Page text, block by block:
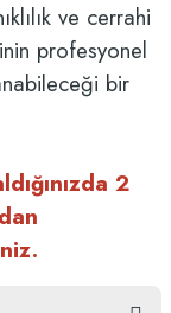
ve cerrahi
profesyonel
bir
2